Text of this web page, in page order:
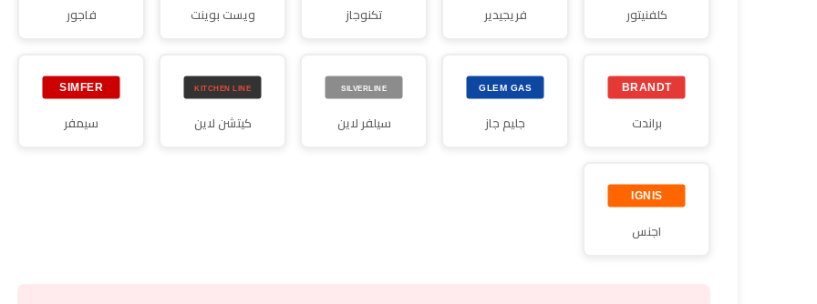
كلفنيتور فريجيدير تكنوجاز ويست بوينت فاجور
براندت جليم جاز سيلفر لاين كيتشن لاين سيمفر
اجنس